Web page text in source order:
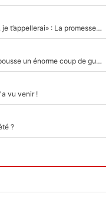
Mercato - OM - «Dès que je prends un club, je t’appellerai» : La promesse de Marcelino au moment de claquer la porte
Victime de racisme contre Murray, Kyrgios pousse un énorme coup de gueule !
vu venir !
?